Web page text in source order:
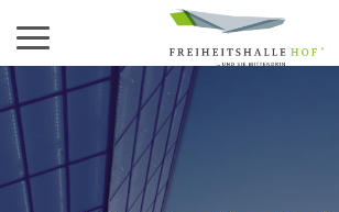
Aktiviere das Menü